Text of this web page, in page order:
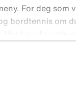
For deg
bordtennis om
byer og
De fleste